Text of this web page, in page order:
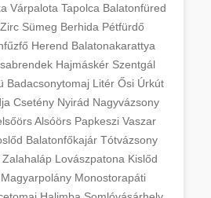
Várpalota Tapolca Balatonfüred
Zirc Sümeg Berhida Pétfürdő
Herend Balatonakarattya
Hajmáskér Szentgál
Badacsonytomaj Litér Ősi Úrkút
Csetény Nyirád Nagyvázsony
Alsóörs Papkeszi Vaszar
Balatonfőkajár Tótvázsony
Zalahaláp Lovászpatona Kislőd
Magyarpolány Monostorapáti